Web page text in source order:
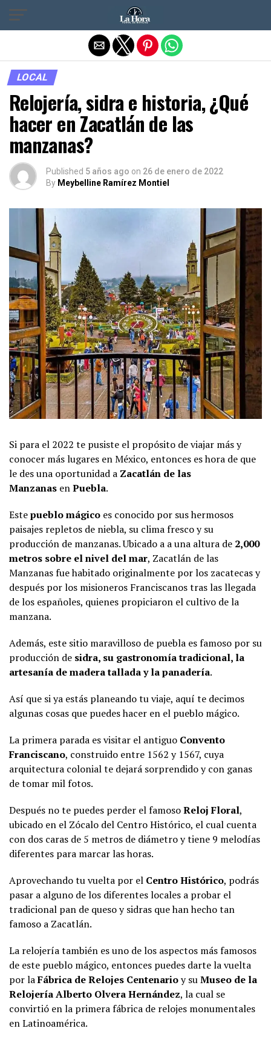
LOCAL
Relojería, sidra e historia, ¿Qué
hacer en Zacatlán de las
manzanas?
Published 5 años ago on 26 de enero de 2022
By Meybelline Ramírez Montiel
Si para el 2022 te pusiste el propósito de viajar más y
conocer más lugares en México, entonces es hora de que
le des una oportunidad a Zacatlán de las
Manzanas enPuebla.
Estepueblo mágico es conocido por sus hermosos
paisajes repletos de niebla, su clima fresco y su
producción de manzanas. Ubicado a a una altura de 2,000
metros sobre el nivel del mar, Zacatlán de las
Manzanas fue habitado originalmente por los zacatecas y
después por los misioneros Franciscanos tras las llegada
de los españoles, quienes propiciaron el cultivo de la
manzana.
Además, este sitio maravilloso de puebla es famoso por su
producción de sidra, su gastronomía tradicional, la
artesanía de madera tallada y la panadería.
Así que si ya estás planeando tu viaje, aquí te decimos
algunas cosas que puedes hacer en el pueblo mágico.
La primera parada es visitar el antiguo Convento
Franciscano, construido entre 1562 y 1567, cuya
arquitectura colonial te dejará sorprendido y con ganas
de tomar mil fotos.
Después no te puedes perder el famosoReloj Floral,
ubicado en el Zócalo del Centro Histórico, el cual cuenta
con dos caras de 5 metros de diámetro y tiene 9 melodías
diferentes para marcar las horas.
Aprovechando tu vuelta por el Centro Histórico, podrás
pasar a alguno de los diferentes locales a probar el
tradicional pan de queso y sidras que han hecho tan
famoso a Zacatlán.
La relojería también es uno de los aspectos más famosos
de este pueblo mágico, entonces puedes darte la vuelta
por laFábrica de Relojes Centenarioy suMuseo de la
Relojería Alberto Olvera Hernández, la cual se
convirtió en la primera fábrica de relojes monumentales
en Latinoamérica.
Salir de la versión móvil